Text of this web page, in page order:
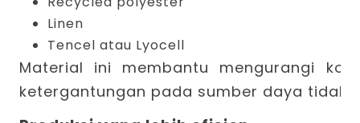
Linen
Tencel atau Lyocell
Material ini membantu mengurangi
ketergantungan pada sumber daya tidak